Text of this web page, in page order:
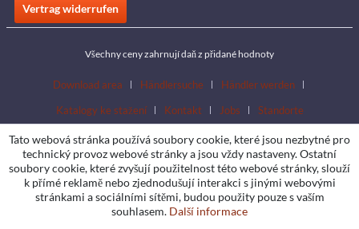
Vertrag widerrufen
Všechny ceny zahrnují daň z přidané hodnoty
Download area Händlersuche
Händler werden
Katalogy ke stažení
Kontakt Jobs Standorte
Tato webová stránka používá soubory cookie, které jsou nezbytné pro
technický provoz webové stránky a jsou vždy nastaveny. Ostatní
soubory cookie, které zvyšují použitelnost této webové stránky, slouží
k přímé reklamě nebo zjednodušují interakci s jinými webovými
stránkami a sociálními sítěmi, budou použity pouze s vaším
souhlasem. Další informace